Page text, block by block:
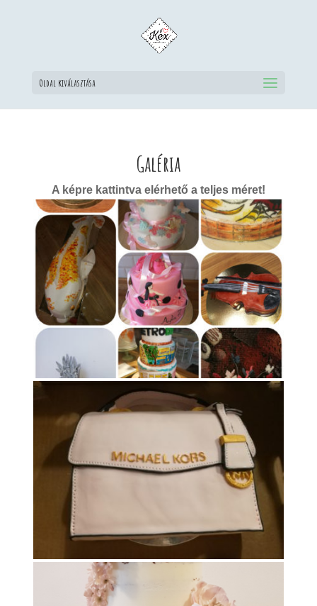
Oldal kiválasztása
Galéria
A képre kattintva elérhető a teljes méret!